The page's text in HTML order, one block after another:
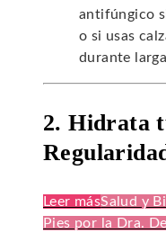
antifúngico
o si usas
durante
2. Hidrata
Leer másSalud y
Pies por la Dra.